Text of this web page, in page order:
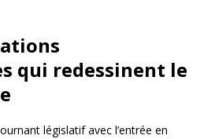
qui redessinent le
législatif avec l’entrée en